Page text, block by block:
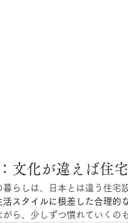
文化が違えば住
暮らしは、日本とは違う住宅
活スタイルに根差した合理的
ら、少しずつ慣れていくの